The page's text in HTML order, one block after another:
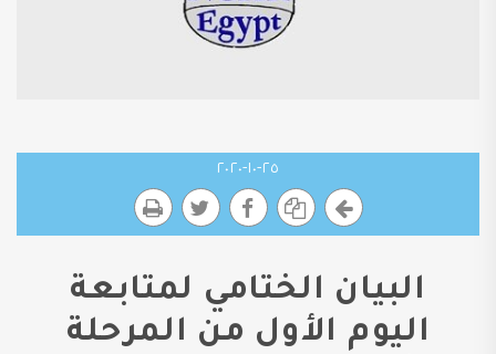
٢٥-١٠-٢٠٢٠
البيان الختامي لمتابعة
اليوم الأول من المرحلة